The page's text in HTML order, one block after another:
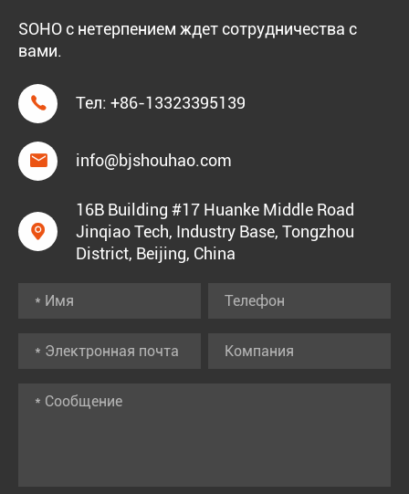
SOHO с нетерпением ждет сотрудничества с
вами.
 Тел: +86-13323395139
 info@bjshouhao.com

16B Building #17 Huanke Middle Road
Jinqiao Tech, Industry Base, Tongzhou
District, Beijing, China